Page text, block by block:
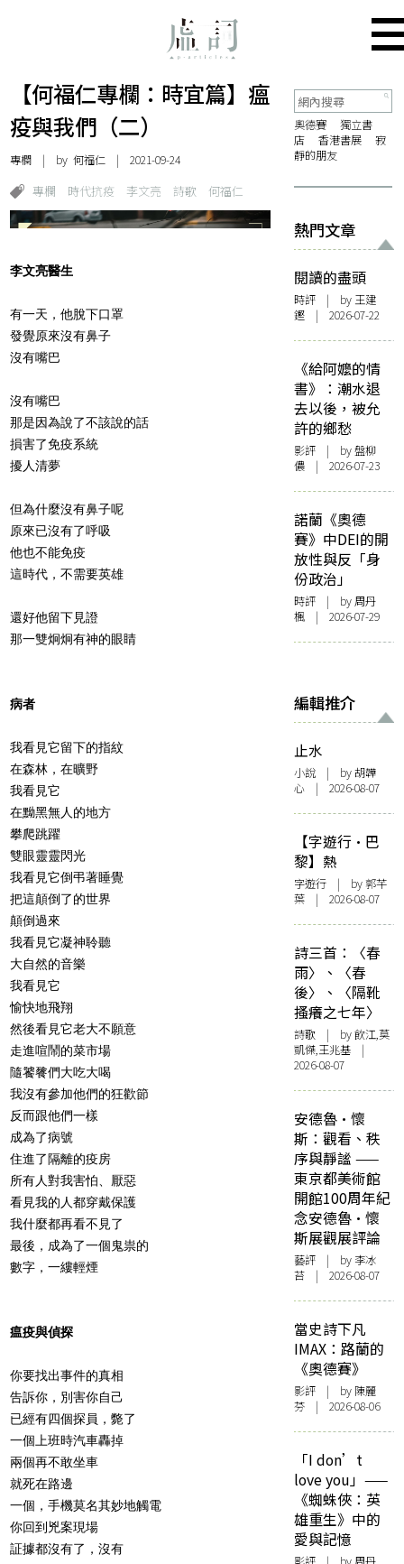
【何福仁專欄：時宜篇】瘟
疫與我們（二）
專欄 | by何福仁 | 2021-09-24
專欄 時代抗疫 李文亮 詩歌 何福仁
李文亮醫生
有一天，他脫下口罩
發覺原來沒有鼻子
沒有嘴巴
沒有嘴巴
那是因為說了不該說的話
損害了免疫系統
擾人清夢
但為什麼沒有鼻子呢
原來已沒有了呼吸
他也不能免疫
這時代，不需要英雄
還好他留下見證
那一雙炯炯有神的眼睛
病者
我看見它留下的指紋
在森林，在曠野
我看見它
在黝黑無人的地方
攀爬跳躍
雙眼靈靈閃光
我看見它倒弔著睡覺
把這顛倒了的世界
顛倒過來
我看見它凝神聆聽
大自然的音樂
我看見它
愉快地飛翔
然後看見它老大不願意
走進喧鬧的菜市場
隨饕餮們大吃大喝
我沒有參加他們的狂歡節
反而跟他們一樣
成為了病號
住進了隔離的疫房
所有人對我害怕、厭惡
看見我的人都穿戴保護
我什麼都再看不見了
最後，成為了一個鬼祟的
數字，一縷輕煙
瘟疫與偵探
你要找出事件的真相
告訴你，別害你自己
已經有四個探員，斃了
一個上班時汽車轟掉
兩個再不敢坐車
就死在路邊
一個，手機莫名其妙地觸電
你回到兇案現場
証據都沒有了，沒有
奧德賽
獨立書
店
香港書展
寂
靜的朋友
熱門文章
閱讀的盡頭
時評 | by 王建
鏗 | 2026-07-22
《給阿嬤的情
書》：潮水退
去以後，被允
許的鄉愁
影評 | by 盤柳
儂 | 2026-07-23
諾蘭《奧德
賽》中DEI的開
放性與反「身
份政治」
時評 | by周丹
楓 | 2026-07-29
編輯推介
止水
小說 | by 胡韡
心 | 2026-08-07
【字遊行·巴
黎】熱
字遊行 | by 郭芊
葉 | 2026-08-07
詩三首：〈春
雨〉、〈春
後〉、〈隔靴
搔癢之七年〉
詩歌 | by 飲江,莫
凱傑,王兆基 |
2026-08-07
安德魯·懷
斯：觀看、秩
序與靜謐 ——
東京都美術館
開館100周年紀
念安德魯·懷
斯展觀展評論
藝評 | by 李冰
苔 | 2026-08-07
當史詩下凡
IMAX：路蘭的
《奧德賽》
影評 | by 陳麗
芬 | 2026-08-06
「I don’t
love you」——
《蜘蛛俠：英
雄重生》中的
愛與記憶